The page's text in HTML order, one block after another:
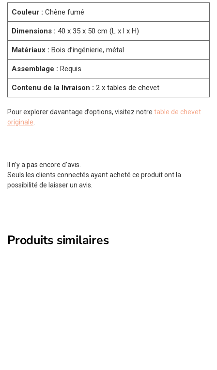
Couleur : Chêne fumé
Dimensions : 40 x 35 x 50 cm (L x l x H)
Matériaux : Bois d’ingénierie, métal
Assemblage : Requis
Contenu de la livraison : 2 x tables de chevet
Pour explorer davantage d’options, visitez notre table de chevet
originale
Il n’y a pas encore d’avis.
Seuls les clients connectés ayant acheté ce produit ont la
possibilité de laisser un avis.
Produits similaires